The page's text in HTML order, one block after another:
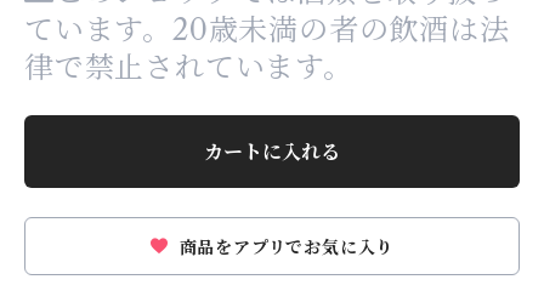
ています。20歳未満の者の飲酒は法
律で禁止されています。
カートに入れる
商品をアプリでお気に入り